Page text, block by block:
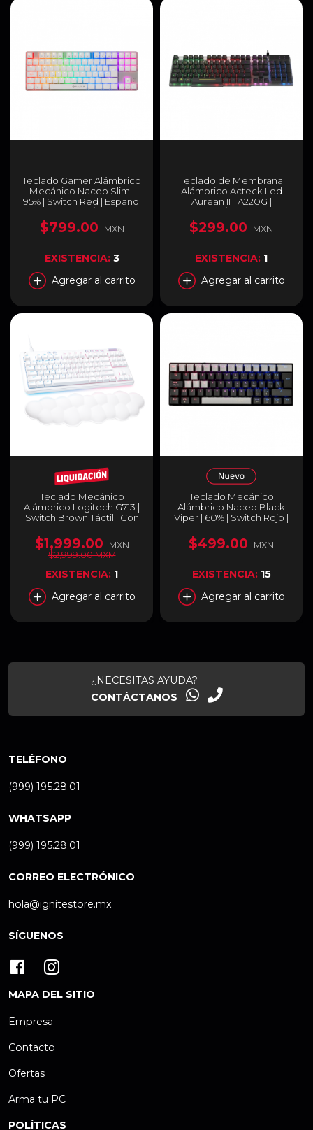
Teclado Gamer Alámbrico
Mecánico Naceb Slim |
95% | Switch Red | Español
| RGB | Blanco / Gris | NA-
0971
$799.00 MXN
EXISTENCIA: 3
Agregar al carrito
Teclado de Membrana
Alámbrico Acteck Led
Aurean II TA220G |
Completo / 100% | USB-A
2.0 | RGB | Negro | Español
| AC-939195
$299.00 MXN
EXISTENCIA: 1
Agregar al carrito
Teclado Mecánico
Alámbrico Logitech G713 |
Switch Brown Táctil | Con
Collection | 920-010413
$1,999.00
MXN
$2,999.00 MXM
EXISTENCIA: 1
Agregar al carrito
Teclado Mecánico
Alámbrico Naceb Black
Viper | 60% | Switch Rojo |
Negro / Gris | Español | NA-
0968
$499.00 MXN
EXISTENCIA: 15
Agregar al carrito
¿NECESITAS AYUDA?
CONTÁCTANOS
TELÉFONO
(999) 195.28.01
WHATSAPP
(999) 195.28.01
CORREO ELECTRÓNICO
hola@ignitestore.mx
SÍGUENOS
MAPA DEL SITIO
Empresa
Contacto
Ofertas
Arma tu PC
POLÍTICAS